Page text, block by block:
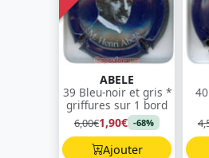
ABELE
39 Bleu-noir et gris *
griffures sur 1 bord
6,00€1,90€ -68%
Ajouter